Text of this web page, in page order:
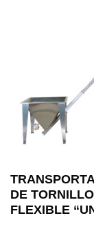
DE TORNILLO
FLEXIBLE